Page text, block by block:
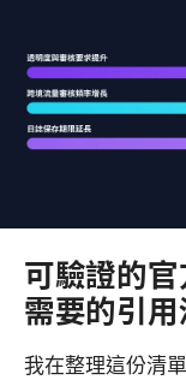
可驗證的
需要的引用
我在整理這份清